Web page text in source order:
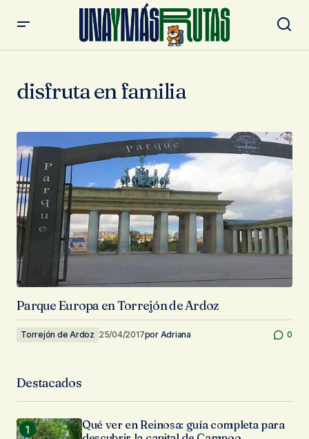
disfruta en familia
Parque Europa en Torrejón de Ardoz
Torrejón de Ardoz 25/04/2017por Adriana 0
Destacados
Qué ver en Reinosa: guía completa para